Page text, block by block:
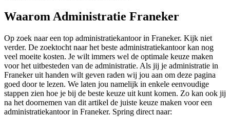
Waarom Administratie Franeker
Op zoek naar een top administratiekantoor in Franeker. Kijk niet
verder. De zoektocht naar het beste administratiekantoor kan nog
veel moeite kosten. Je wilt immers wel de optimale keuze maken
voor het uitbesteden van de administratie. Als jij je administratie in
Franeker uit handen wilt geven raden wij jou aan om deze pagina
goed door te lezen. We laten jou namelijk in enkele eenvoudige
stappen zien hoe je bij de beste keuze uit kunt komen. Zo kan ook jij
na het doornemen van dit artikel de juiste keuze maken voor een
administratiekantoor in Franeker. Spring direct naar: